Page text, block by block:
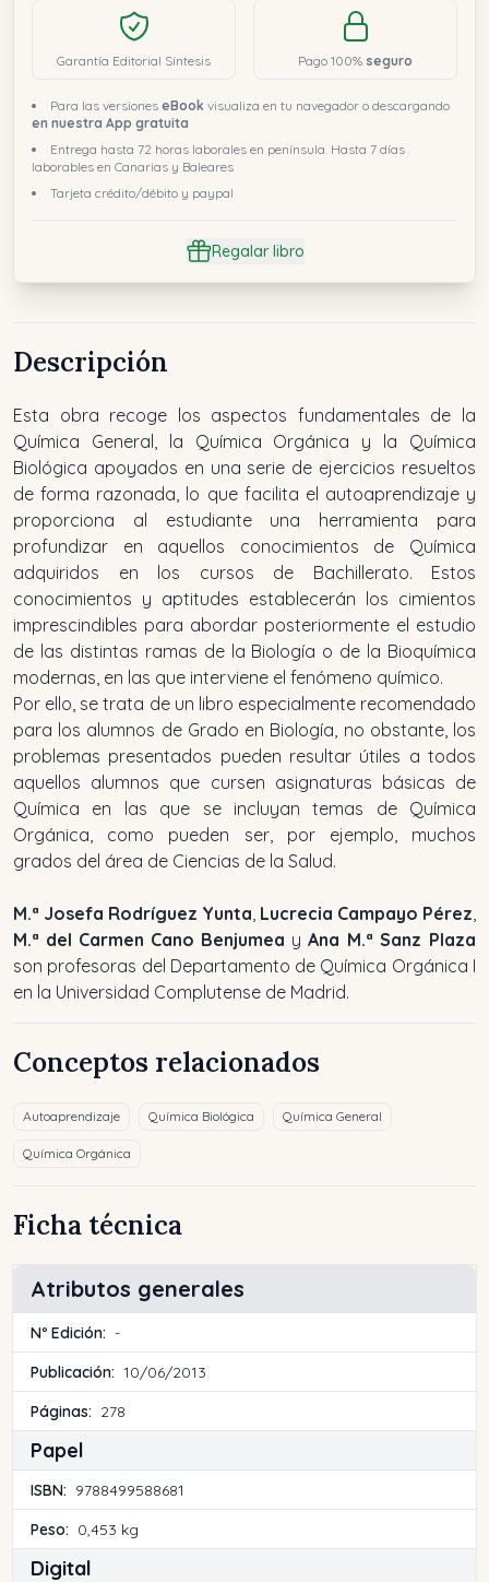
Garantía Editorial Síntesis Pago 100% seguro
Para las versiones eBook visualiza en tu navegador o descargando
en nuestra App gratuita
Entrega hasta 72 horas laborales en península. Hasta 7 días
laborables en Canarias y Baleares
Tarjeta crédito/débito y paypal
Regalar libro
Descripción
Esta obra recoge los aspectos fundamentales de la
Química General, la Química Orgánica y la Química
Biológica apoyados en una serie de ejercicios resueltos
de forma razonada, lo que facilita el autoaprendizaje y
proporciona al estudiante una herramienta para
profundizar en aquellos conocimientos de Química
adquiridos en los cursos de Bachillerato. Estos
conocimientos y aptitudes establecerán los cimientos
imprescindibles para abordar posteriormente el estudio
de las distintas ramas de la Biología o de la Bioquímica
modernas, en las que interviene el fenómeno químico.
Por ello, se trata de un libro especialmente recomendado
para los alumnos de Grado en Biología, no obstante, los
problemas presentados pueden resultar útiles a todos
aquellos alumnos que cursen asignaturas básicas de
Química en las que se incluyan temas de Química
Orgánica, como pueden ser, por ejemplo, muchos
grados del área de Ciencias de la Salud.
M.ª Josefa Rodríguez Yunta Lucrecia Campayo Pérez
M.ª del Carmen Cano Benjumea y Ana M.ª Sanz Plaza
son profesoras del Departamento de Química Orgánica I
en la Universidad Complutense de Madrid.
Conceptos relacionados
Autoaprendizaje Química Biológica Química General
Química Orgánica
Ficha técnica
Atributos generales
Nº Edición: -
Publicación: 10/06/2013
Páginas: 278
Papel
ISBN: 9788499588681
Peso: 0,453 kg
Digital